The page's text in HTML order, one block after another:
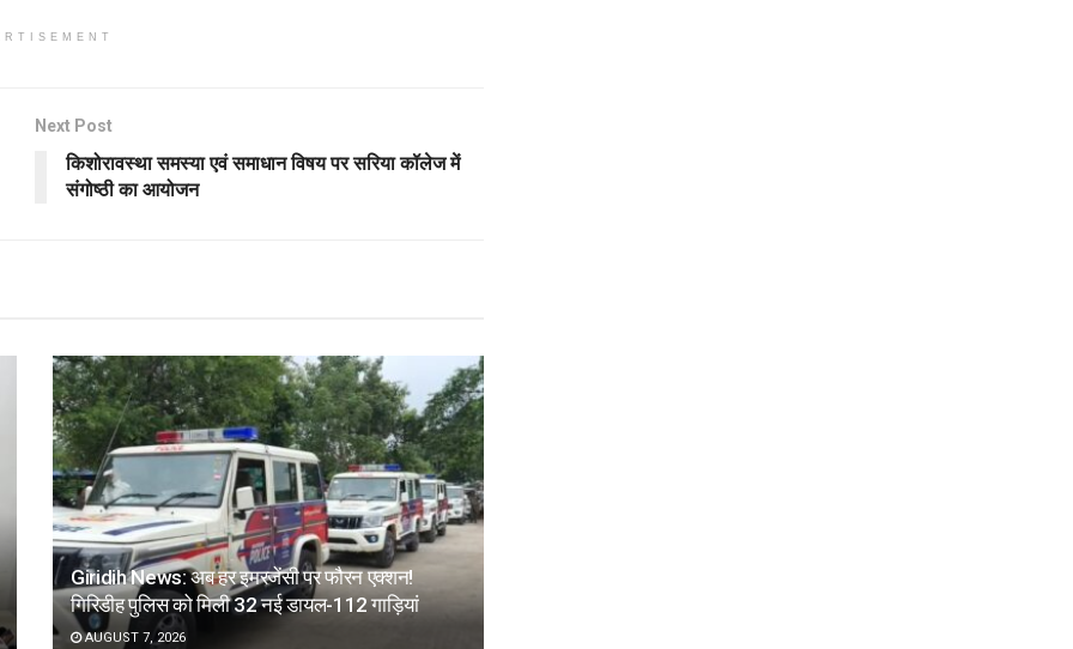
Next Post
किशोरावस्था समस्या एवं समाधान विषय पर सरिया कॉलेज में
संगोष्ठी का आयोजन
Giridih News: अब हर इमरजेंसी पर फौरन एक्शन!
गिरिडीह पुलिस को मिली 32 नई डायल-112 गाड़ियां
AUGUST 7, 2026